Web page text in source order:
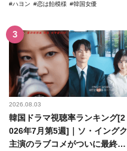
ハヨン 恋は飴模様 韓国女優
2026.08.03
韓国ドラマ視聴率ランキング[2
026年7月第5週]｜ソ・イングク
主演のラブコメがついに最終